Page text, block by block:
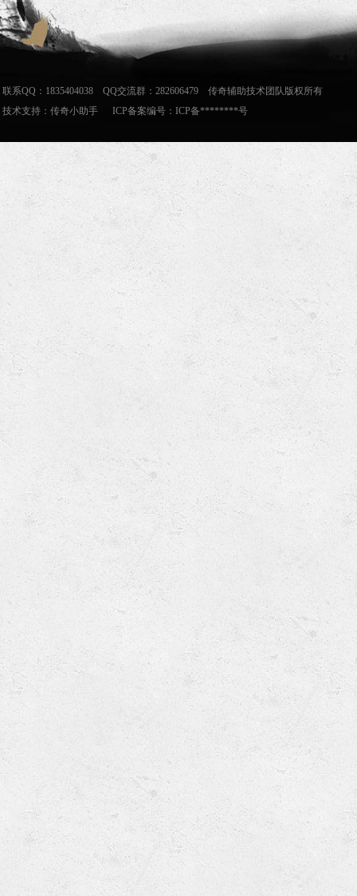
联系QQ：1835404038 QQ交流群：282606479 传奇辅助技术团队版权所有
技术支持： 传奇小助手 ICP备案编号：ICP备********号